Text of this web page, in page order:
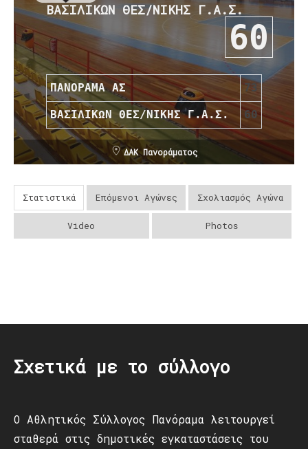
ΒΑΣΙΛΙΚΩΝ ΘΕΣ/ΝΙΚΗΣ Γ.Α.Σ.
60
ΠΑΝΟΡΑΜΑ ΑΣ 73
ΒΑΣΙΛΙΚΩΝ ΘΕΣ/ΝΙΚΗΣ Γ.Α.Σ. 60
ΔΑΚ Πανοράματος
Στατιστικά Επόμενοι Αγώνες Σχολιασμός Αγώνα
Video Photos
Σχετικά με το σύλλογο
Ο Αθλητικός Σύλλογος Πανόραμα λειτουργεί
σταθερά στις δημοτικές εγκαταστάσεις του